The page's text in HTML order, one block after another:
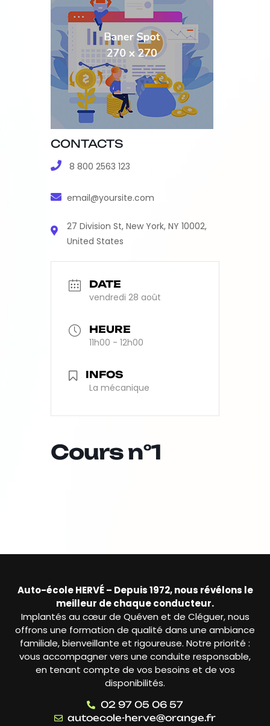
CONTACTS
8 800 2563 123
email@yoursite.com
27 Division St, New York, NY 10002,
United States
DATE
vendredi 28 août
HEURE
11h00 - 12h00
INFOS
La mécanique
Cours n°1
Auto-école HERVÉ – Depuis 1972, nous révélons le
meilleur de chaque conducteur.
Implantés au cœur de Quéven et de Cléguer, nous
offrons une formation de qualité dans une ambiance
familiale, bienveillante et rigoureuse. Notre priorité :
vous accompagner vers une conduite responsable,
en tenant compte de vos besoins et de vos
disponibilités.
02 97 05 06 57
autoecole-herve@orange.fr